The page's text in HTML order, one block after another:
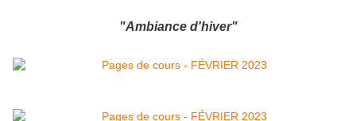
"Ambiance d'hiver"